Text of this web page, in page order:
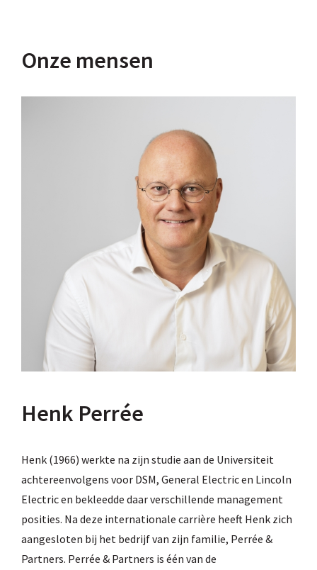
Onze mensen
Henk Perrée
Henk (1966) werkte na zijn studie aan de Universiteit
achtereenvolgens voor DSM, General Electric en Lincoln
Electric en bekleedde daar verschillende management
posities. Na deze internationale carrière heeft Henk zich
aangesloten bij het bedrijf van zijn familie, Perrée &
Partners. Perrée & Partners is één van de